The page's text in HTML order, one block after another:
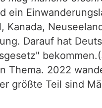
ein
Kanada,
Darauf hat
Thema. 2022
größte Teil sind